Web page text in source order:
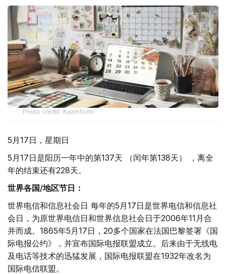
Photo credit: Kazinform
5月17日，星期日
5月17日是阳历一年中的第137天 （闰年第138天） ，离全
年的结束还有228天。
世界各国/地区节日：
世界电信和信息社会日 每年的5月17日是世界电信和信息社
会日，为原世界电信日和世界信息社会日于2006年11月合
并而成。1865年5月17日，20多个国家在法国巴黎签署《国
际电报公约》，并宣布国际电报联盟成立。后来由于无线电
及电话等技术的迅猛发展，国际电报联盟在1932年改名为
国际电信联盟。